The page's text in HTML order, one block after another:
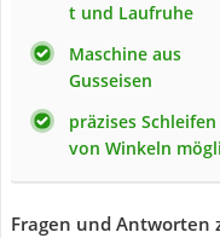
t und Laufruhe
Maschine aus
Gusseisen
präzises Schleifen
von Winkeln
Fragen und Antworten